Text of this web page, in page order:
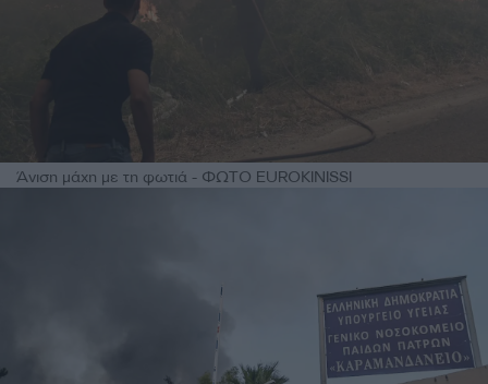
Άνιση μάχη με τη φωτιά - ΦΩΤΟ EUROKINISSI